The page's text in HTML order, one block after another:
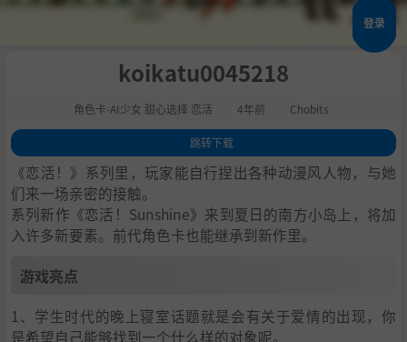
登录
koikatu0045218
角色卡-AI少女 甜心选择 恋活 4年前 Chobits
跳转下载
1.游戏亮点
2.人物卡一览
3.恋活sunshine角色卡MOD安装方法
4.下载地址
《恋活！》系列里，玩家能自行捏出各种动漫风人物，与她
们来一场亲密的接触。
系列新作《恋活！Sunshine》来到夏日的南方小岛上，将加
入许多新要素。前代角色卡也能继承到新作里。
游戏亮点
1、学生时代的晚上寝室话题就是会有关于爱情的出现，你
是希望自己能够找到一个什么样的对象呢。